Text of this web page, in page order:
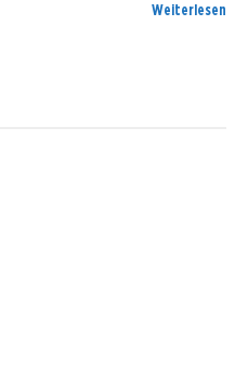
Weiterlesen